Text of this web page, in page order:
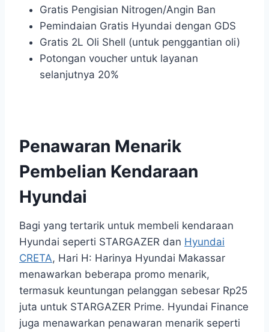
Gratis Pengisian Nitrogen/Angin Ban
Pemindaian Gratis Hyundai dengan GDS
Gratis 2L Oli Shell (untuk penggantian oli)
Potongan voucher untuk layanan
selanjutnya 20%
Penawaran Menarik
Pembelian Kendaraan
Hyundai
Bagi yang tertarik untuk membeli kendaraan
Hyundai seperti STARGAZER dan Hyundai
CRETA, Hari H: Harinya Hyundai Makassar
menawarkan beberapa promo menarik,
termasuk keuntungan pelanggan sebesar Rp25
juta untuk STARGAZER Prime. Hyundai Finance
juga menawarkan penawaran menarik seperti